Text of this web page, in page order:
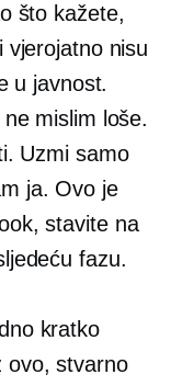
što kažete,
vjerojatno nisu
u javnost.
mislim loše.
Uzmi samo
ja. Ovo je
stavite na
fazu.
kratko
ovo, stvarno